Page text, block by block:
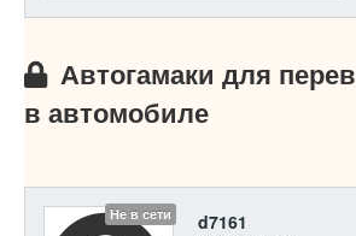
Автогамаки для
в автомобиле
Не в сети
d7161